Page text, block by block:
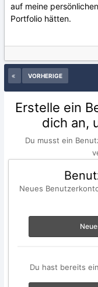
auf meine
Portfolio hätten.
VORHERIGE
Erstelle ein
dich an,
Du musst ein
Neues
Du hast bereits